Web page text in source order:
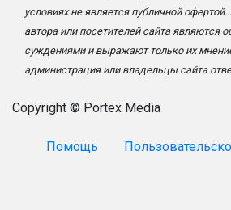
условиях не является публичной
автора или посетителей сайта являются
суждениями и выражают только их
администрация или владельцы сайта
Copyright © Portex Media
Помощь